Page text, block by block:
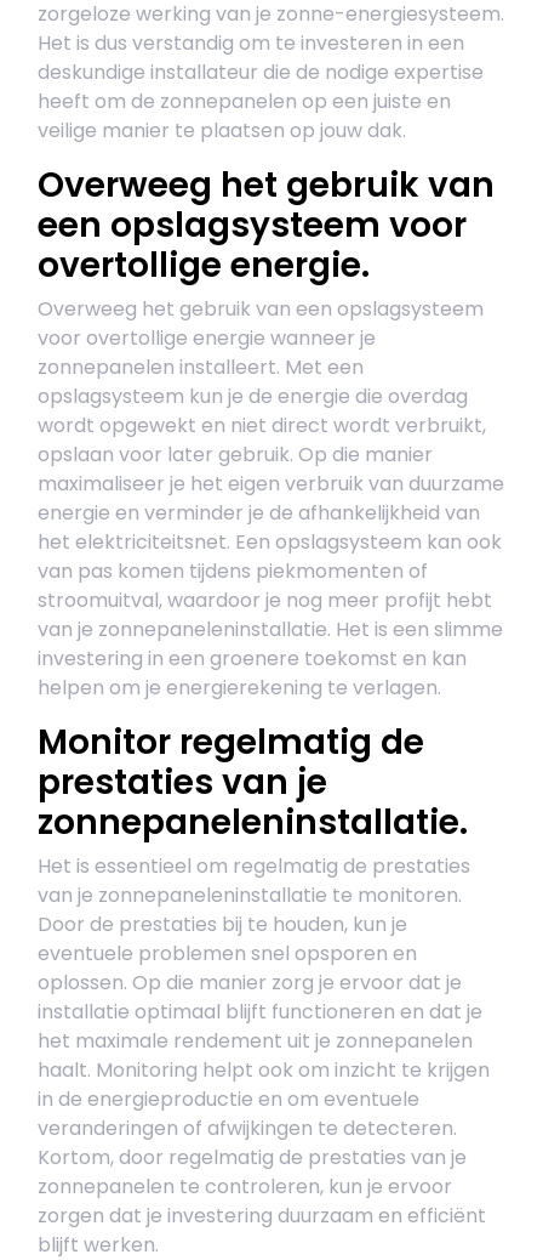
zorgeloze werking van je zonne-energiesysteem.
Het is dus verstandig om te investeren in een
deskundige installateur die de nodige expertise
heeft om de zonnepanelen op een juiste en
veilige manier te plaatsen op jouw dak.
Overweeg het gebruik van
een opslagsysteem voor
overtollige energie.
Overweeg het gebruik van een opslagsysteem
voor overtollige energie wanneer je
zonnepanelen installeert. Met een
opslagsysteem kun je de energie die overdag
wordt opgewekt en niet direct wordt verbruikt,
opslaan voor later gebruik. Op die manier
maximaliseer je het eigen verbruik van duurzame
energie en verminder je de afhankelijkheid van
het elektriciteitsnet. Een opslagsysteem kan ook
van pas komen tijdens piekmomenten of
stroomuitval, waardoor je nog meer profijt hebt
van je zonnepaneleninstallatie. Het is een slimme
investering in een groenere toekomst en kan
helpen om je energierekening te verlagen.
Monitor regelmatig de
prestaties van je
zonnepaneleninstallatie.
Het is essentieel om regelmatig de prestaties
van je zonnepaneleninstallatie te monitoren.
Door de prestaties bij te houden, kun je
eventuele problemen snel opsporen en
oplossen. Op die manier zorg je ervoor dat je
installatie optimaal blijft functioneren en dat je
het maximale rendement uit je zonnepanelen
haalt. Monitoring helpt ook om inzicht te krijgen
in de energieproductie en om eventuele
veranderingen of afwijkingen te detecteren.
Kortom, door regelmatig de prestaties van je
zonnepanelen te controleren, kun je ervoor
zorgen dat je investering duurzaam en efficiënt
blijft werken.